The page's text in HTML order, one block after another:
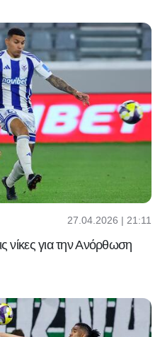
27.04.2026 | 21:11
νίκες για την Ανόρθωση